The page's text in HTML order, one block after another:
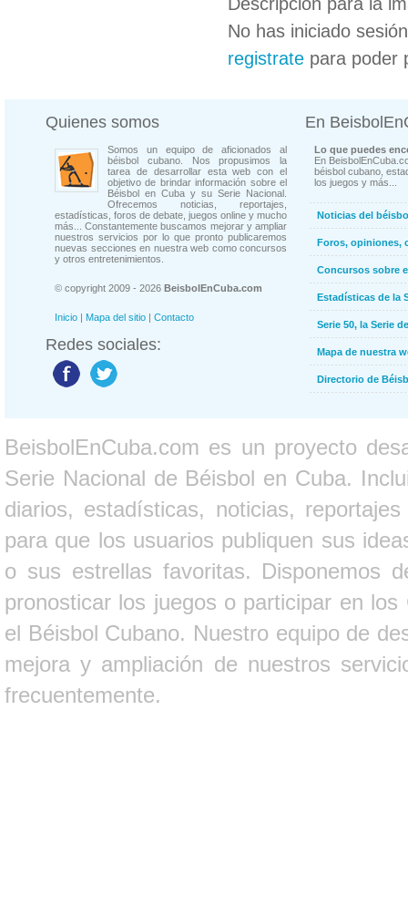
No has iniciado
registrate para poder
Quienes somos
Somos un equipo de aficionados al
béisbol cubano. Nos propusimos la
tarea de desarrollar esta web con el
objetivo de brindar información sobre el
Béisbol en Cuba y su Serie Nacional.
Ofrecemos noticias, reportajes,
estadísticas, foros de debate, juegos online y mucho
más... Constantemente buscamos mejorar y ampliar
nuestros servicios por lo que pronto publicaremos
nuevas secciones en nuestra web como concursos
y otros entretenimientos.
© copyright 2009 - 2026 BeisbolEnCuba.com
Inicio | Mapa del sitio | Contacto
Redes sociales:
En
Lo que puedes
En
béisbol cubano,
los juegos y más...
Noticias del
Foros, opiniones,
Concursos sobre
Estadísticas de la
Serie 50, la Serie
Mapa de nuestra
Directorio de
BeisbolEnCuba.com es un proyecto
Serie Nacional de Béisbol en Cuba.
diarios, estadísticas, noticias,
para que los usuarios publiquen sus
o sus estrellas favoritas. Disponemos
pronosticar los juegos o participar en
el Béisbol Cubano. Nuestro equipo de
mejora y ampliación de nuestros
frecuentemente.